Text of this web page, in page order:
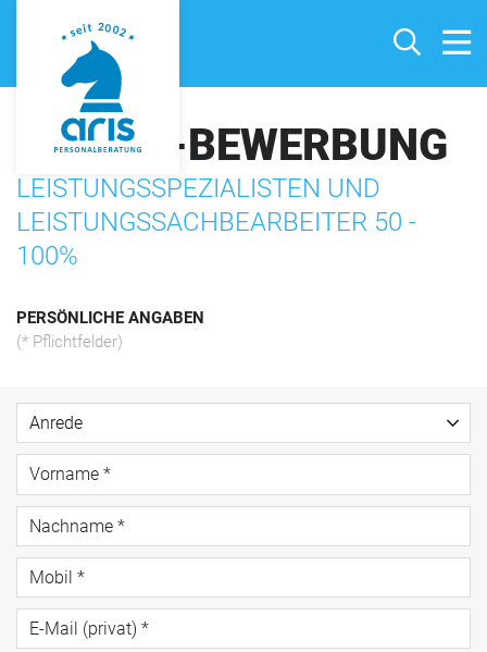
ONLINE-BEWERBUNG
LEISTUNGSSPEZIALISTEN UND
LEISTUNGSSACHBEARBEITER 50 -
100%
PERSÖNLICHE ANGABEN
(* Pflichtfelder)